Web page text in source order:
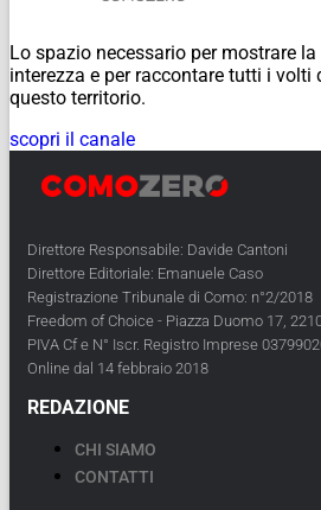
Lo spazio necessario per mostrare
interezza e per raccontare tutti i volti
questo territorio.
scopri il canale
Direttore Responsabile: Davide Cantoni
Direttore Editoriale: Emanuele Caso
Registrazione Tribunale di Como: n°2/2018
Freedom of Choice - Piazza Duomo 17,
PIVA Cf e N° Iscr. Registro Imprese
Online dal 14 febbraio 2018
REDAZIONE
CHI SIAMO
CONTATTI